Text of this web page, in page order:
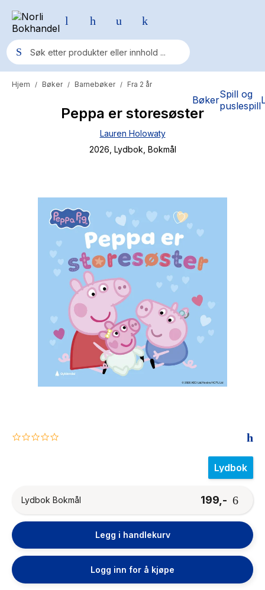
BøkerSpill og
puslespill
Populære søk
Pokemon
Fury Bound - Sable Sorensen
Hitster
Hypopressiv trening
The Housemaid
Hjem / Bøker / Barnebøker / Fra 2 år
Peppa er storesøster
Lauren Holowaty
2026 , Lydbok , Bokmål
0.0
Lydbok
Lydbok Bokmål 199,-
Legg i handlekurv
Logg inn for å kjøpe